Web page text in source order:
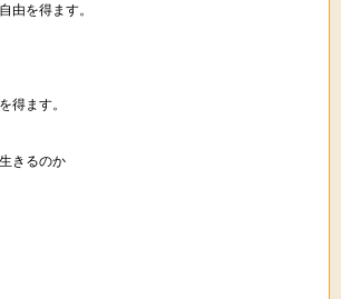
由を得ます。
得ます。
きるのか